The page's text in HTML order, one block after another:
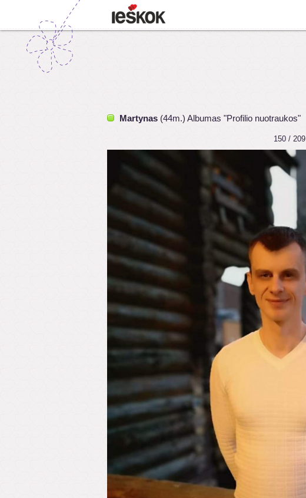
Martynas (44m.) Albumas "Profilio nuotraukos"
150 / 209